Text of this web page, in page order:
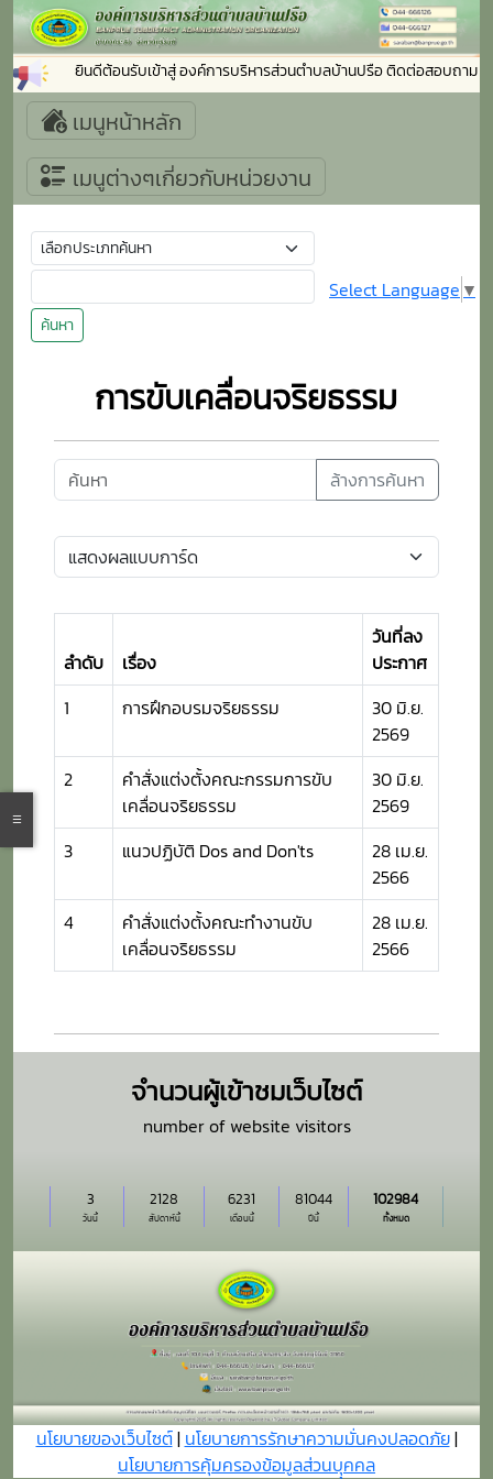
ยินดีต้อนรับเข้าสู่ องค์การบริหารส่วนตำบลบ้านปรือ ติดต่อสอบถาม :
เมนูหน้าหลัก
เมนูต่างๆเกี่ยวกับหน่วยงาน
ค้นหา
Select Language ▼
การขับเคลื่อนจริยธรรม
ล้างการค้นหา
ลำดับ เรื่อง
วันที่ลง
ประกาศ
1
การฝึกอบรมจริยธรรม
30 มิ.ย.
2569
2
คำสั่งแต่งตั้งคณะกรรมการขับ
เคลื่อนจริยธรรม
30 มิ.ย.
2569
3
แนวปฏิบัติ Dos and Don'ts
28 เม.ย.
2566
4
คำสั่งแต่งตั้งคณะทำงานขับ
เคลื่อนจริยธรรม
28 เม.ย.
2566
จำนวนผู้เข้าชมเว็บไซต์
number of website visitors
วันนี้
3
สัปดาห์นี้
2128
เดือนนี้
6231
ปีนี้
81044
ทั้งหมด
102984
นโยบายของเว็บไซต์| นโยบายการรักษาความมั่นคงปลอดภัย|
นโยบายการคุ้มครองข้อมูลส่วนบุุคคล